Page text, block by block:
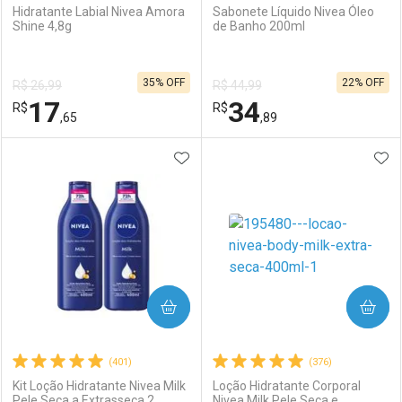
Hidratante Labial Nivea Amora
Shine 4,8g
R$ 26,99
R$17,65
35% OFF
Laboratório
Por Menos
Sabonete Líquido Nivea Óleo
de Banho 200ml
R$ 44,99
R$34,89
22% OFF
Laboratório
Por Menos
(401)
Kit Loção Hidratante Nivea Milk
ADICIONAR AOS FAVORITOS
COMPRAR
(376)
Loção Hidratante Corporal
COMPRAR